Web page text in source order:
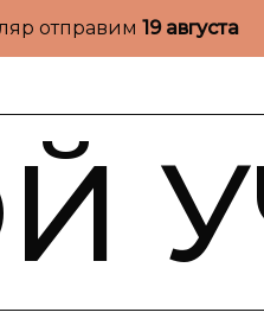
отправим 19 августа